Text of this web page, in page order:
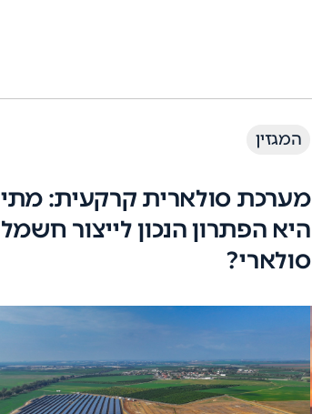
המגזין
מערכת סולארית קרקעית: מתי
היא הפתרון הנכון לייצור חשמל
סולארי?